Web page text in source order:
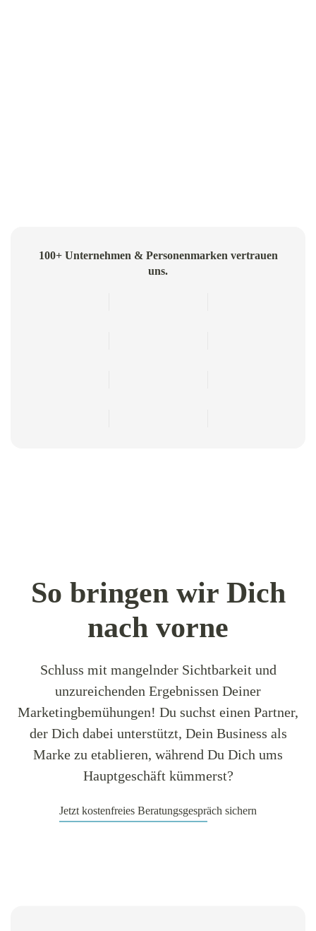
100+ Unternehmen & Personenmarken vertrauen
uns.
So bringen wir Dich
nach vorne
Schluss mit mangelnder Sichtbarkeit und
unzureichenden Ergebnissen Deiner
Marketingbemühungen! Du suchst einen Partner,
der Dich dabei unterstützt, Dein Business als
Marke zu etablieren, während Du Dich ums
Hauptgeschäft kümmerst?
Jetzt kostenfreies Beratungsgespräch sichern